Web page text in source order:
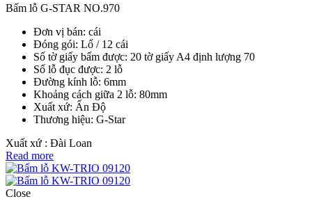
Bấm lỗ G-STAR NO.970
Đơn vị bán: cái
Đóng gói: Lố / 12 cái
Số tờ giấy bấm được: 20 tờ giấy A4 định lượng 70
Số lỗ đục được: 2 lỗ
Đường kính lỗ: 6mm
Khoảng cách giữa 2 lỗ: 80mm
Xuất xứ: Ấn Độ
Thương hiệu: G-Star
Xuất xứ : Đài Loan
Read more
Close